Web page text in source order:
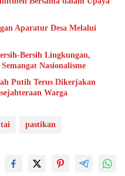
Aparatur Desa Melalui
Bersih Lingkungan,
Nasionalisme
Putih Terus Dikerjakan
Warga
pastikan